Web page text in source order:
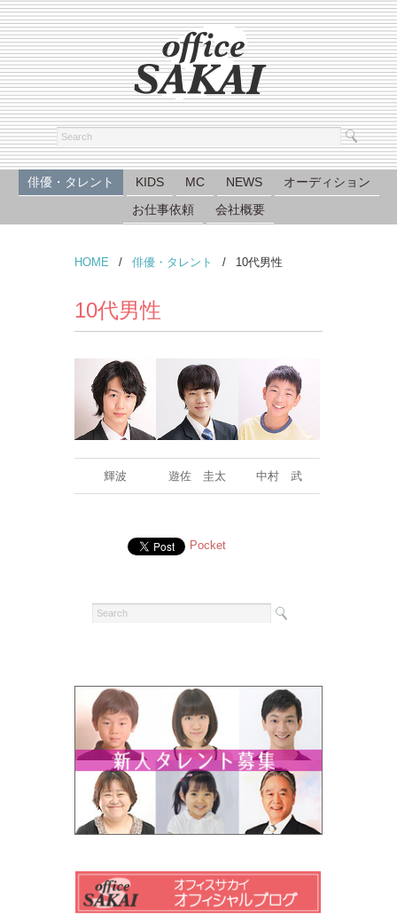
俳優・タレント KIDS MC NEWS
オーディション
お仕事依頼
会社概要
HOME / 俳優・タレント / 10代男性
10代男性
輝波 遊佐 圭太 中村 武
Pocket